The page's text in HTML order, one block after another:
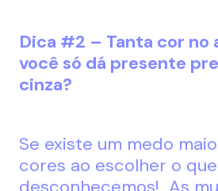
Dica #2 – Tanta cor no
você só dá presente
cinza?
Se existe um medo
cores ao escolher o
desconhecemos! As